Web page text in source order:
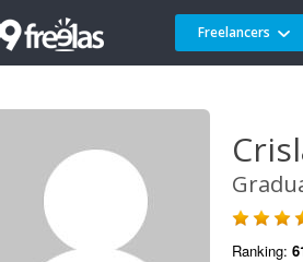
Freelancers
Ranking: